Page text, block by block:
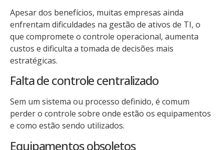
Apesar dos benefícios, muitas empresas ainda
enfrentam dificuldades na gestão de ativos de TI, o
que compromete o controle operacional, aumenta
custos e dificulta a tomada de decisões mais
estratégicas.
Falta de controle centralizado
Sem um sistema ou processo definido, é comum
perder o controle sobre onde estão os equipamentos
e como estão sendo utilizados.
Equipamentos obsoletos